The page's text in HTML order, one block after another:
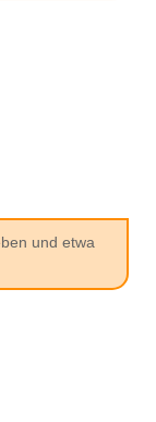
und etwa